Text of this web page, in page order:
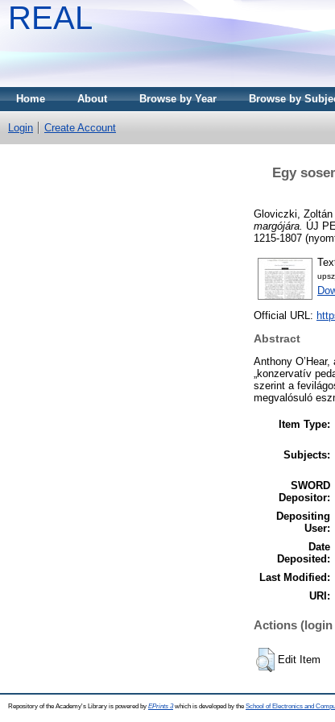
REAL
Home About Browse by Year Browse by
Login Create Account
Egy
Gloviczki, Zoltán
margójára. ÚJ
1215-1807
Official URL:
Abstract
Anthony
„konzervatív
szerint a
megvalósuló
Item Type:
Subjects:
SWORD
Depositor:
Depositing
User:
Date
Deposited:
Last Modified:
URI:
Actions
Edit Item
Repository of the Academy's Library is powered by EPrints 3which is developed by the School of Electronics and